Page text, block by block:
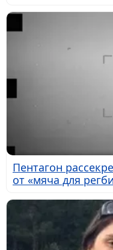
Пентагон
от «мяча для